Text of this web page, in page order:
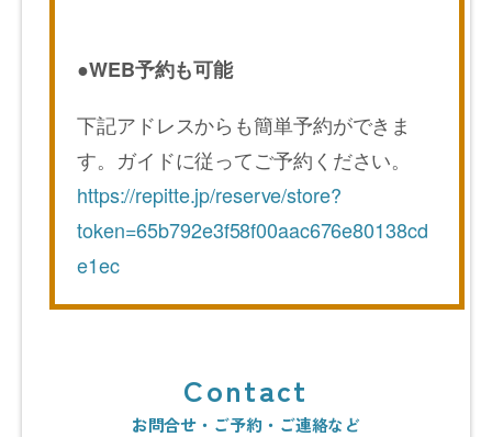
●WEB予約も可能
下記アドレスからも簡単予約ができま
す。ガイドに従ってご予約ください。
https://repitte.jp/reserve/store?
token=65b792e3f58f00aac676e80138cd
e1ec
Contact
お問合せ・ご予約・ご連絡など